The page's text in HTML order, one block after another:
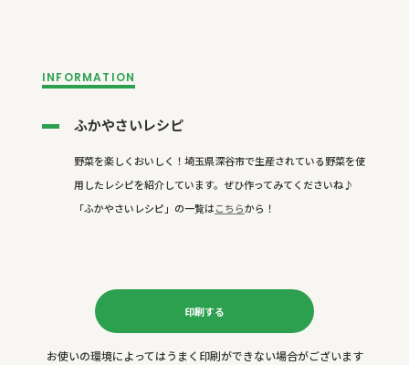
INFORMATION
ふかやさいレシピ
野菜を楽しくおいしく！埼玉県深谷市で生産されている野菜を使
用したレシピを紹介しています。ぜひ作ってみてくださいね♪
「ふかやさいレシピ」の一覧はこちらから！
印刷する
お使いの環境によってはうまく印刷ができない場合がございます